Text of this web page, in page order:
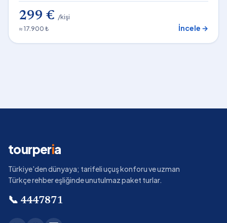
299 € /kişi
≈ 17.900 ₺
İncele →
tourperia
Türkiye'den dünyaya; tarifeli uçuş konforu ve uzman
Türkçe rehber eşliğinde unutulmaz paket turlar.
📞 4447871